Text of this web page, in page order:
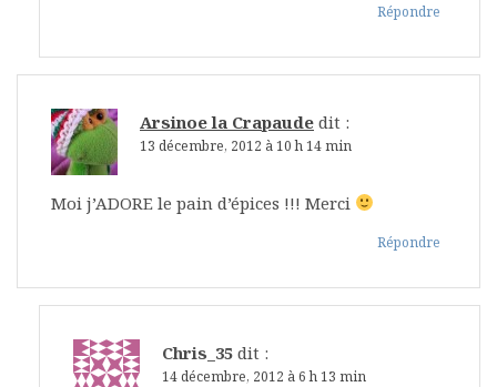
Répondre
Arsinoe la Crapaude dit :
13 décembre, 2012 à 10 h 14 min
Moi j’ADORE le pain d’épices !!! Merci
Répondre
Chris_35 dit :
14 décembre, 2012 à 6 h 13 min